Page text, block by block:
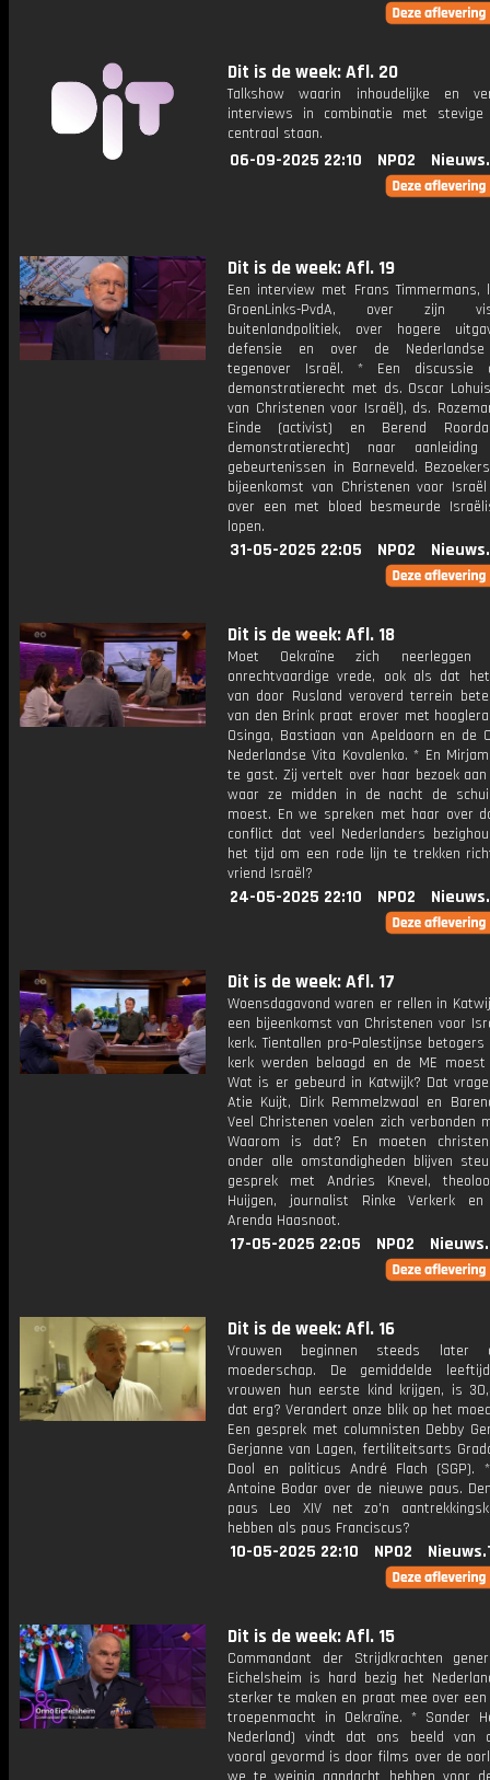
Dit is de week: Afl. 20
Talkshow waarin inhoudelijke en
interviews in combinatie met stevige
centraal staan.
06-09-2025 22:10 NPO2
Dit is de week: Afl. 19
Een interview met Frans Timmermans,
GroenLinks-PvdA, over zijn
buitenlandpolitiek, over hogere
defensie en over de Nederlandse
tegenover Israël. * Een discussie
demonstratierecht met ds. Oscar
van Christenen voor Israël), ds.
Einde (activist) en Berend
demonstratierecht) naar
gebeurtenissen in Barneveld.
bijeenkomst van Christenen voor
over een met bloed besmeurde
lopen.
31-05-2025 22:05 NPO2
Dit is de week: Afl. 18
Moet Oekraïne zich
onrechtvaardige vrede, ook als dat
van door Rusland veroverd terrein
van den Brink praat erover met
Osinga, Bastiaan van Apeldoorn en de
Nederlandse Vita Kovalenko. * En
te gast. Zij vertelt over haar bezoek aan
waar ze midden in de nacht de
moest. En we spreken met haar over
conflict dat veel Nederlanders
het tijd om een rode lijn te trekken
vriend Israël?
24-05-2025 22:10 NPO2
Dit is de week: Afl. 17
Woensdagavond waren er rellen in
een bijeenkomst van Christenen voor
kerk. Tientallen pro-Palestijnse
kerk werden belaagd en de ME moest
Wat is er gebeurd in Katwijk? Dat
Atie Kuijt, Dirk Remmelzwaal en
Veel Christenen voelen zich verbonden
Waarom is dat? En moeten
onder alle omstandigheden blijven
gesprek met Andries Knevel,
Huijgen, journalist Rinke Verkerk en
Arenda Haasnoot.
17-05-2025 22:05 NPO2
Dit is de week: Afl. 16
Vrouwen beginnen steeds later
moederschap. De gemiddelde
vrouwen hun eerste kind krijgen, is
dat erg? Verandert onze blik op het
Een gesprek met columnisten Debby
Gerjanne van Lagen, fertiliteitsarts
Dool en politicus André Flach (SGP).
Antoine Bodar over de nieuwe paus.
paus Leo XIV net zo'n
hebben als paus Franciscus?
10-05-2025 22:10 NPO2
Dit is de week: Afl. 15
Commandant der Strijdkrachten
Eichelsheim is hard bezig het
sterker te maken en praat mee over een
troepenmacht in Oekraïne. * Sander
Nederland) vindt dat ons beeld van
vooral gevormd is door films over de